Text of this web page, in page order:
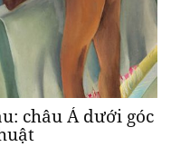
châu Á dưới góc